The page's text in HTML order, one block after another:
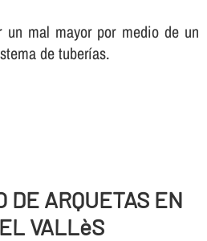
un mal mayor por medio de un
de tuberí­as.
DE ARQUETAS EN
VALLèS